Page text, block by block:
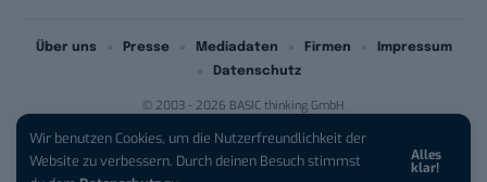
Wir benutzen Cookies, um die Nutzerfreundlichkeit der
Website zu verbessern. Durch deinen Besuch stimmst
Alles
klar!
© 2003 - 2026 BASIC thinking GmbH
Über uns Presse Mediadaten Firmen
Impressum
Datenschutz
iPhone 17 Pro sichern:Für 1 € +